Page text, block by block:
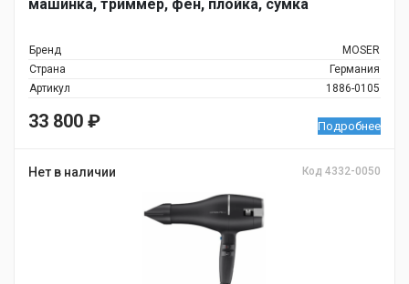
машинка, триммер, фен, плойка, сумка
Бренд
MOSER
Страна
Германия
Артикул
1886-0105
33 800 ₽ Подробнее
Нет в наличии Код 4332-0050